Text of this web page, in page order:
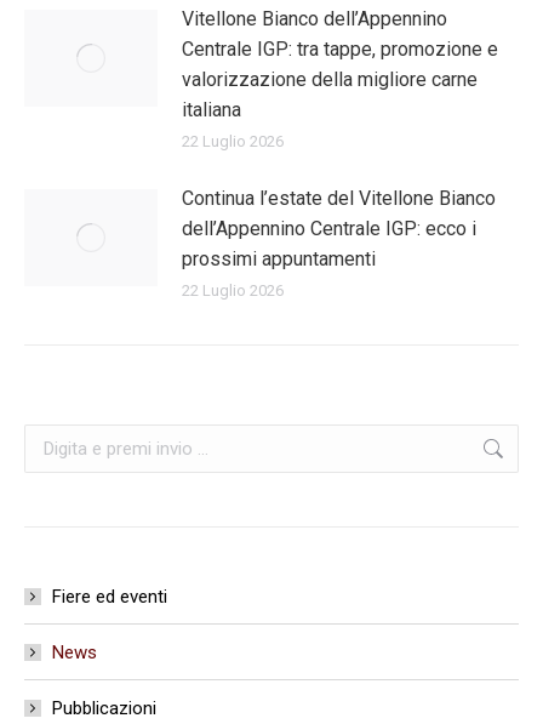
Vitellone Bianco dell’Appennino
Centrale IGP: tra tappe, promozione e
valorizzazione della migliore carne
italiana
22 Luglio 2026
Continua l’estate del Vitellone Bianco
dell’Appennino Centrale IGP: ecco i
prossimi appuntamenti
22 Luglio 2026
Cerca:
Fiere ed eventi
News
Pubblicazioni